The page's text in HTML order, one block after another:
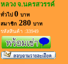
หลวง จ.นครสวรรค์
ทั่วไป 0 บาท
สมาชิก280 บาท
รหัสสินค้า :33949